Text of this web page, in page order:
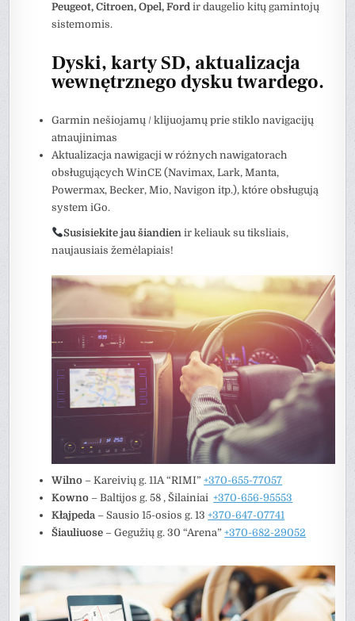
Peugeot, Citroen, Opel, Ford ir daugelio kitų gamintojų
sistemomis.
Dyski, karty SD, aktualizacja
wewnętrznego dysku twardego.
Garmin nešiojamų / klijuojamų prie stiklo navigacijų
atnaujinimas
Aktualizacja nawigacji w różnych nawigatorach
obsługujących WinCE (Navimax, Lark, Manta,
Powermax, Becker, Mio, Navigon itp.), które obsługują
system iGo.
Susisiekite jau šiandien ir keliauk su tiksliais,
naujausiais žemėlapiais!
Wilno – Kareivių g. 11A “RIMI”+370-655-77057
Kowno – Baltijos g. 58 , Šilainiai+370-656-95553
Kłajpeda– Sausio 15-osios g. 13+370-647-07741
Šiauliuose – Gegužių g. 30 “Arena”+370-682-29052